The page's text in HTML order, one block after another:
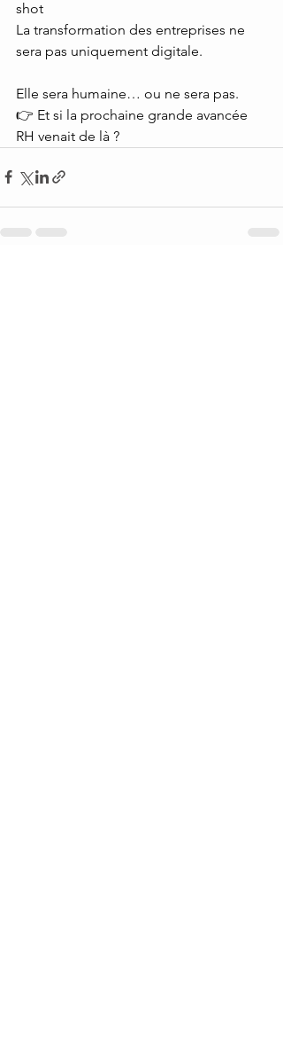
shot
La transformation des entreprises ne
sera pas uniquement digitale.
Elle sera humaine… ou ne sera pas.
👉 Et si la prochaine grande avancée
RH venait de là ?